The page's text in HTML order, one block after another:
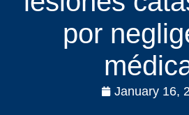
por
January 16,